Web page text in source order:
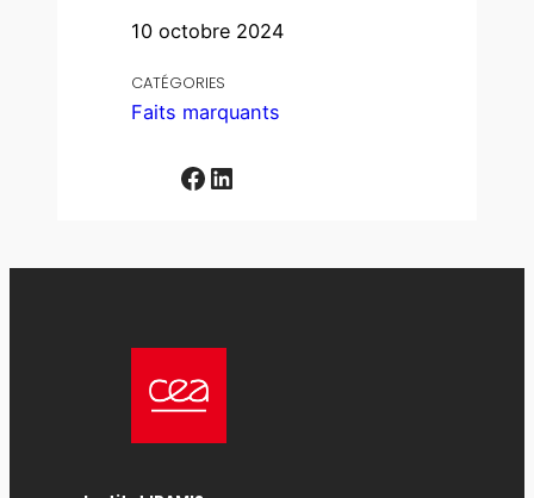
10 octobre 2024
CATÉGORIES
Faits marquants
Facebook LinkedIn